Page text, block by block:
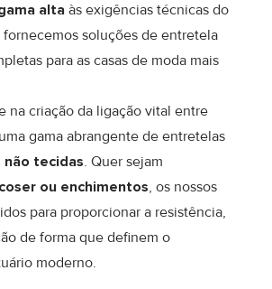
alta às exigências técnicas do
soluções de entretela
para as casas de moda mais
na criação da ligação vital entre
gama abrangente de entretelas
não tecidas. Quer sejam
ou enchimentos, os nossos
para proporcionar a resistência,
de forma que definem o
moderno.